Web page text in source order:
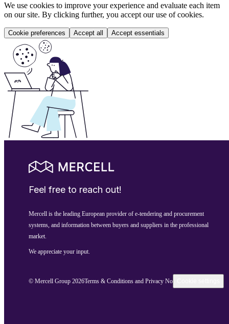
We use cookies to improve your experience and evaluate each item
on our site. By clicking further, you accept our use of cookies.
Cookie preferences Accept all Accept essentials
Feel free to reach out!
Mercell is the leading European provider of e-tendering and procurement
systems, and information between buyers and suppliers in the professional
market.
We appreciate your input.
© Mercell Group 2026Terms & Conditions and Privacy Notice